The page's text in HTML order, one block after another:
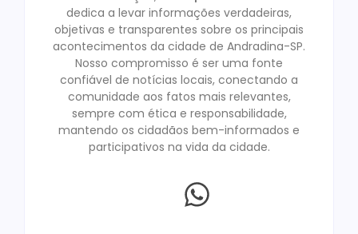
dedica a levar informações verdadeiras,
objetivas e transparentes sobre os principais
acontecimentos da cidade de Andradina-SP.
Nosso compromisso é ser uma fonte
confiável de notícias locais, conectando a
comunidade aos fatos mais relevantes,
sempre com ética e responsabilidade,
mantendo os cidadãos bem-informados e
participativos na vida da cidade.